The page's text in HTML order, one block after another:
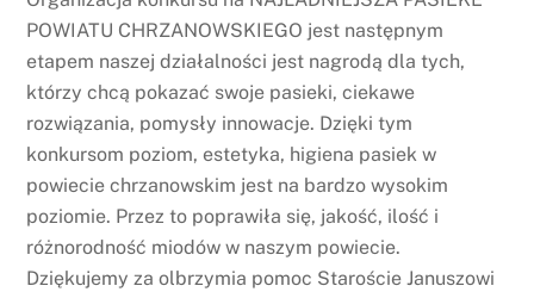
POWIATU CHRZANOWSKIEGO jest następnym
etapem naszej działalności jest nagrodą dla tych,
którzy chcą pokazać swoje pasieki, ciekawe
rozwiązania, pomysły innowacje. Dzięki tym
konkursom poziom, estetyka, higiena pasiek w
powiecie chrzanowskim jest na bardzo wysokim
poziomie. Przez to poprawiła się, jakość, ilość i
różnorodność miodów w naszym powiecie.
Dziękujemy za olbrzymia pomoc Staroście Januszowi